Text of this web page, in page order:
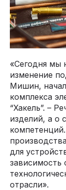
«Сегодня мы
изменение
Мишин,
комплекса
“Хакель”. –
изделий, а о
для
зависимость
отрасли».